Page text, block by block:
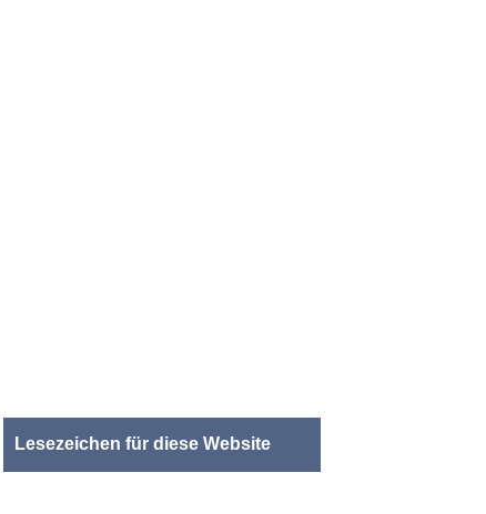
Lesezeichen für diese Website